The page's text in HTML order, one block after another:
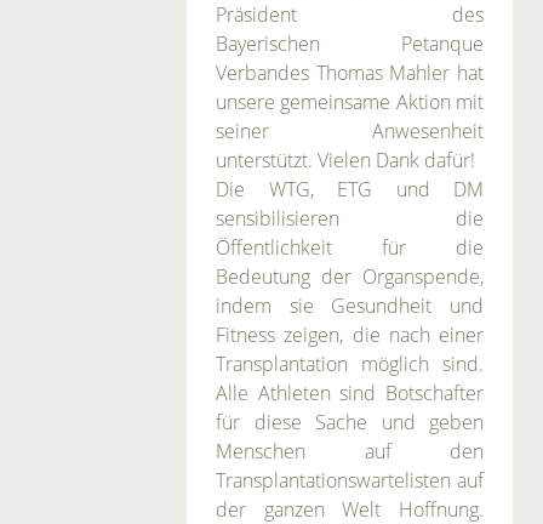
Präsident des
Bayerischen Petanque
Verbandes Thomas Mahler hat
unsere gemeinsame Aktion mit
seiner Anwesenheit
unterstützt. Vielen Dank dafür!
Die WTG, ETG und DM
sensibilisieren die
Öffentlichkeit für die
Bedeutung der Organspende,
indem sie Gesundheit und
Fitness zeigen, die nach einer
Transplantation möglich sind.
Alle Athleten sind Botschafter
für diese Sache und geben
Menschen auf den
Transplantationswartelisten auf
der ganzen Welt Hoffnung.